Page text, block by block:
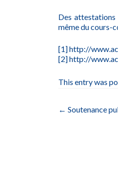
Des
même du cours-
[1]http://
[2]http://
This entry was
Post
← Soutenance